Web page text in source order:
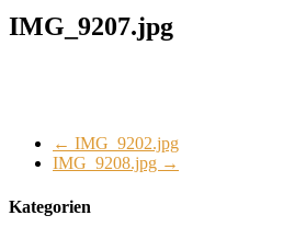
IMG_9207.jpg
← IMG_9202.jpg
IMG_9208.jpg →
Kategorien